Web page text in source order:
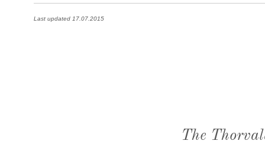
Last updated 17.07.2015
The